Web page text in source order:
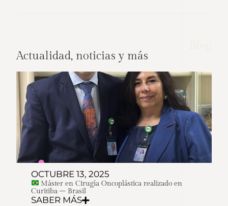
Actualidad, noticias y más
OCTUBRE 13, 2025
Máster en Cirugía Oncoplástica realizado en
Curitiba – Brasil
SABER MÁS